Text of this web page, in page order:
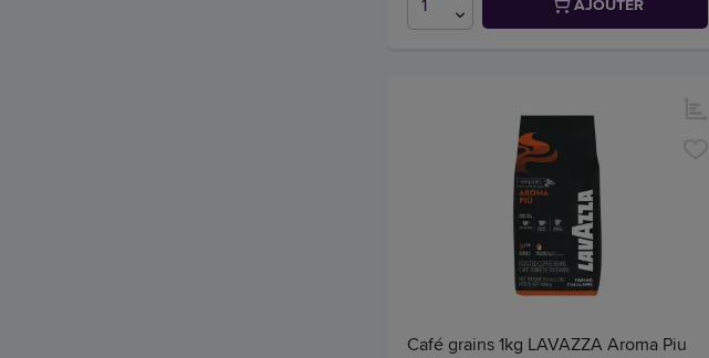
Café grains 1kg LAVAZZA Aroma Piu